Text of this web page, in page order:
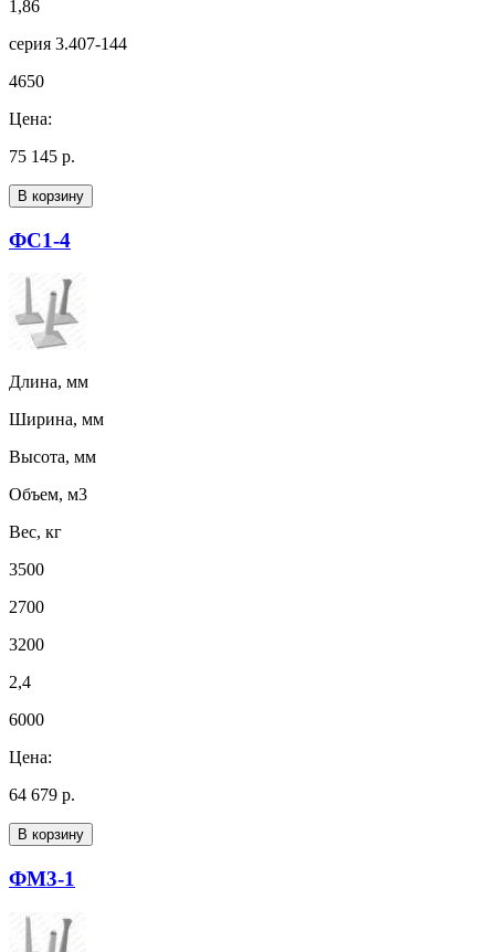
1,86
серия 3.407-144
4650
Цена:
75 145 р.
В корзину
ФС1-4
Длина, мм
Ширина, мм
Высота, мм
Объем, м3
Вес, кг
3500
2700
3200
2,4
6000
Цена:
64 679 р.
В корзину
ФМ3-1